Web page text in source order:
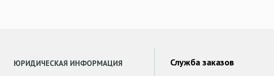
ЮРИДИЧЕСКАЯ ИНФОРМАЦИЯ
Служба заказов